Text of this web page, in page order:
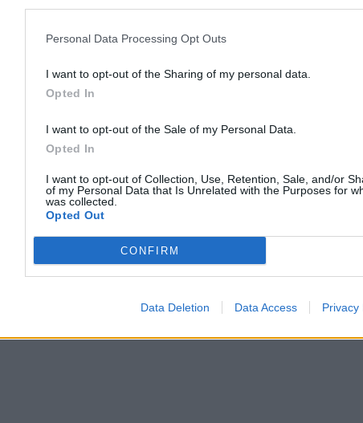
Personal Data Processing Opt Outs
I want to opt-out of the Sharing of my personal data.
Opted In
I want to opt-out of the Sale of my Personal Data.
Opted In
I want to opt-out of Collection, Use, Retention, Sale, and/or
of my Personal Data that Is Unrelated with the Purposes for
was collected.
Opted Out
CONFIRM
Data Deletion Data Access Privacy
bedroom ?
que je fais dans ma chambre ?
?
je baise ?
better to do
a faire
en français, en fait
fétichistes, sado-maso etc...
qui ne sont pas de ces milieux
pour se moquer d'eux...